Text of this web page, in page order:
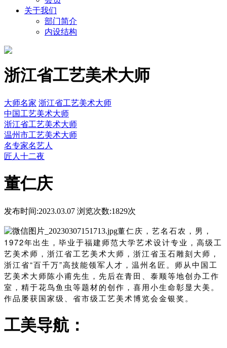
关于我们
部门简介
内设结构
浙江省工艺美术大师
大师名家 浙江省工艺美术大师
中国工艺美术大师
浙江省工艺美术大师
温州市工艺美术大师
名专家名艺人
匠人十二夜
董仁庆
发布时间:2023.03.07 浏览次数:1829次
董仁庆，艺名石农，男，
1972年出生，毕业于福建师范大学艺术设计专业，高级工
艺美术师， 浙江省工艺美术大师， 浙江省玉石雕刻大师，
浙江省“百千万”高技能领军人才，温州名匠。师从中国工
艺美术大师陈小甫先生，先后在青田、泰顺等地创办工作
室，精于花鸟鱼虫等题材的创作，喜用小生命彰显大美。
作品屡获国家级、省市级工艺美术博览会金银奖。
工美导航：